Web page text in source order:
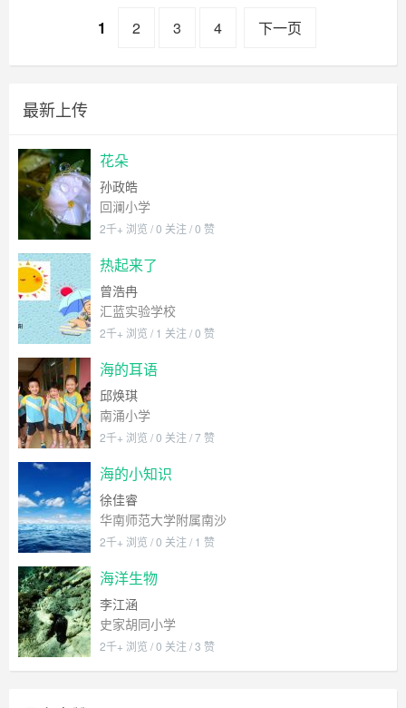
1 2 3 4 下一页
最新上传
花朵
孙政皓
回澜小学
2千+ 浏览 / 0 关注 / 0 赞
热起来了
曾浩冉
汇蓝实验学校
2千+ 浏览 / 1 关注 / 0 赞
海的耳语
邱焕琪
南涌小学
2千+ 浏览 / 0 关注 / 7 赞
海的小知识
徐佳睿
华南师范大学附属南沙
2千+ 浏览 / 0 关注 / 1 赞
海洋生物
李江涵
史家胡同小学
2千+ 浏览 / 0 关注 / 3 赞